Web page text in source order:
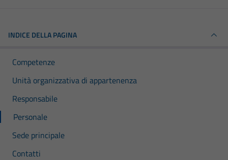
INDICE DELLA PAGINA
Competenze
Unità organizzativa di appartenenza
Responsabile
Personale
Sede principale
Contatti